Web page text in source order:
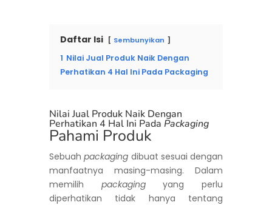
Daftar Isi Sembunyikan
1 Nilai Jual Produk Naik Dengan
Perhatikan 4 Hal Ini Pada Packaging
Nilai Jual Produk Naik Dengan
Perhatikan 4 Hal Ini Pada Packaging
Pahami Produk
Sebuahpackaging dibuat sesuai dengan
manfaatnya masing-masing. Dalam
memilih packagingyang perlu
diperhatikan tidak hanya tentang